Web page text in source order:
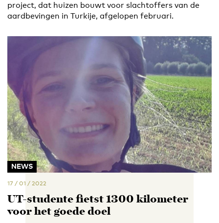
project, dat huizen bouwt voor slachtoffers van de
aardbevingen in Turkije, afgelopen februari.
NEWS
17 / 01 / 2022
UT-studente fietst 1300 kilometer
voor het goede doel